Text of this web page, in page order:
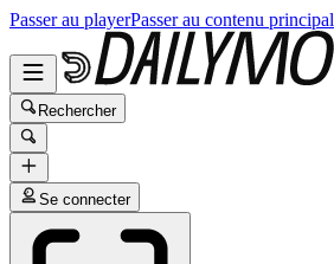
Passer au playerPasser au contenu principal
Rechercher
Se connecter